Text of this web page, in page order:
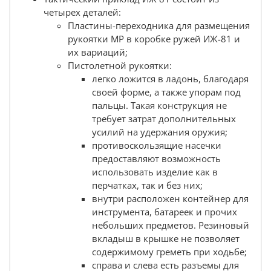
цели;
есть возможность установить
регулируемый подщечник двух типов
- длинный для АК-систем и короткий
для AR.
Тактический приклад ИЖ 81 легко чистится. Его
можно мыть в воде с мылом или порошком.
Поверхность устойчива к появлению мелких
Армированный стекловолокном полимер хорошо
переносит оружейную химию, мороз и жару, не
боится случайных ударов;
Данная модель производится в трех цветах:
пустыня, олива и черный. Труба, вне зависимости
от версии, остается черного цвета.
ружьями ИЖ-81.
быстросъемными антабками.
стандартным
Взаимозаменяем:
четырех деталей:
Пластины-переходника для размещения
рукоятки МР в коробке ружей ИЖ-81 и
их вариаций;
Пистолетной рукоятки:
легко ложится в ладонь, благодаря
своей форме, а также упорам под
пальцы. Такая конструкция не
требует затрат дополнительных
усилий на удержания оружия;
противоскользящие насечки
предоставляют возможность
использовать изделие как в
перчатках, так и без них;
внутри расположен контейнер для
инструмента, батареек и прочих
небольших предметов. Резиновый
вкладыш в крышке не позволяет
содержимому греметь при ходьбе;
справа и слева есть разъемы для